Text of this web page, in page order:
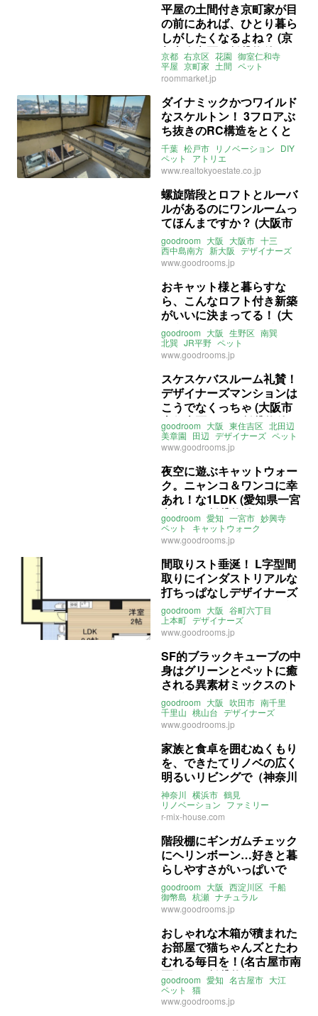
平屋の土間付き京町家が目
の前にあれば、ひとり暮ら
しがしたくなるよね？ (京
都市右京区の賃貸物件)
京都 右京区 花園 御室仁和寺
平屋 京町家 土間 ペット
アトリエ DIY
ライター：葱山紫蘇子
ルームマーケット
roommarket.jp
ダイナミックかつワイルド
なスケルトン！ 3フロアぶ
ち抜きのRC構造をとくと
ご覧あれ！ (千葉県松戸市
55.71㎡～の賃貸物件)
千葉 松戸市 リノベーション DIY
ペット
アトリエ
ライター：葱山紫蘇子
賃貸
www.realtokyoestate.co.jp
螺旋階段とロフトとルーバ
ルがあるのにワンルームっ
てほんまですか？ (大阪市
淀川区29㎡の賃貸物件)
goodroom 大阪 大阪市 十三
西中島南方 新大阪 デザイナーズ
螺旋階段 ロフト ペット
リバービュー ルーフバルコニー
ライター：葱山紫蘇子
賃貸
www.goodrooms.jp
おキャット様と暮らすな
ら、こんなロフト付き新築
がいいに決まってる！ (大
阪市生野区22㎡の賃貸物
件)
goodroom 大阪 生野区 南巽
北巽 JR平野 ペット
キャットウォーク
デザイナーズ
ライター：葱山紫蘇子
賃貸
www.goodrooms.jp
スケスケバスルーム礼賛！
デザイナーズマンションは
こうでなくっちゃ (大阪市
東住吉区38㎡の賃貸物件)
goodroom 大阪 東住吉区 北田辺
美章園 田辺 デザイナーズ ペット
レインシャワー
ライター：葱山紫蘇子
www.goodrooms.jp
夜空に遊ぶキャットウォー
ク。ニャンコ＆ワンコに幸
あれ！な1LDK (愛知県一宮
市58㎡の賃貸物件)
goodroom 愛知 一宮市 妙興寺
ペット
キャットウォーク
ウォークインクローゼット
ライター：葱山紫蘇子
www.goodrooms.jp
間取りスト垂涎！ L字型間
取りにインダストリアルな
打ちっぱなしデザイナーズ
(大阪市中央区38㎡の賃貸
物件)
goodroom 大阪 谷町六丁目
上本町 デザイナーズ
打ちっぱなし インダストリアル
ペット ライター：葱山紫蘇子
賃貸
www.goodrooms.jp
SF的ブラックキューブの中
身はグリーンとペットに癒
される異素材ミックスのト
リプレット (大阪府吹田市
73㎡の賃貸物件)
goodroom 大阪 吹田市 南千里
千里山 桃山台 デザイナーズ
トリプレット スケスケ
ペット ライター：葱山紫蘇子
賃貸
www.goodrooms.jp
家族と食卓を囲むぬくもり
を、できたてリノベの広く
明るいリビングで（神奈川
県横浜市65㎡の売買物件）
神奈川 横浜市 鶴見
リノベーション ファミリー
ペット ライター：葱山紫蘇子
売買
r-mix-house.com
階段棚にギンガムチェック
にヘリンボーン…好きと暮
らしやすさがいっぱいで
す！ (大阪市西淀川区43㎡
の賃貸物件)
goodroom 大阪 西淀川区 千船
御幣島 杭瀬 ナチュラル
ヘリンボーン ペット
ライター：葱山紫蘇子
www.goodrooms.jp
おしゃれな木箱が積まれた
お部屋で猫ちゃんズとたわ
むれる毎日を！(名古屋市南
区51㎡の賃貸物件)
goodroom 愛知 名古屋市 大江
ペット
猫
ナチュラルリノベーション
ライター：葱山紫蘇子
www.goodrooms.jp